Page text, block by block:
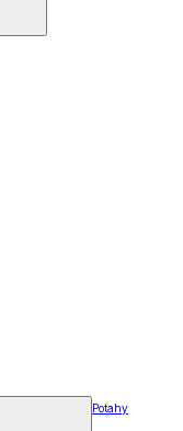
Potahy